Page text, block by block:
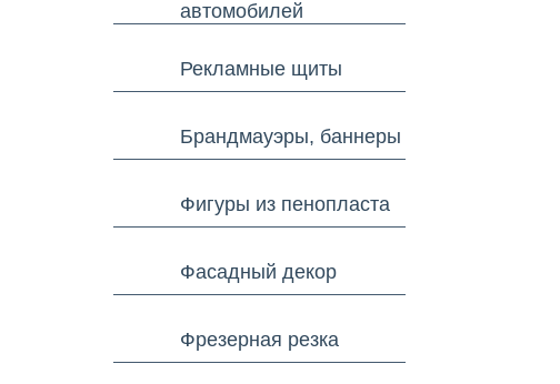
автомобилей
Рекламные щиты
Брандмауэры, баннеры
Фигуры из пенопласта
Фасадный декор
Фрезерная резка